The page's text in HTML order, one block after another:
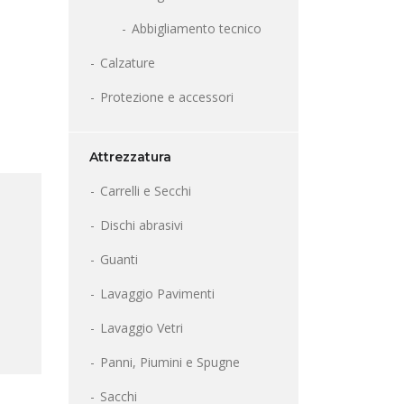
Abbigliamento tecnico
Calzature
Protezione e accessori
Attrezzatura
Carrelli e Secchi
Dischi abrasivi
Guanti
Lavaggio Pavimenti
Lavaggio Vetri
Panni, Piumini e Spugne
Sacchi